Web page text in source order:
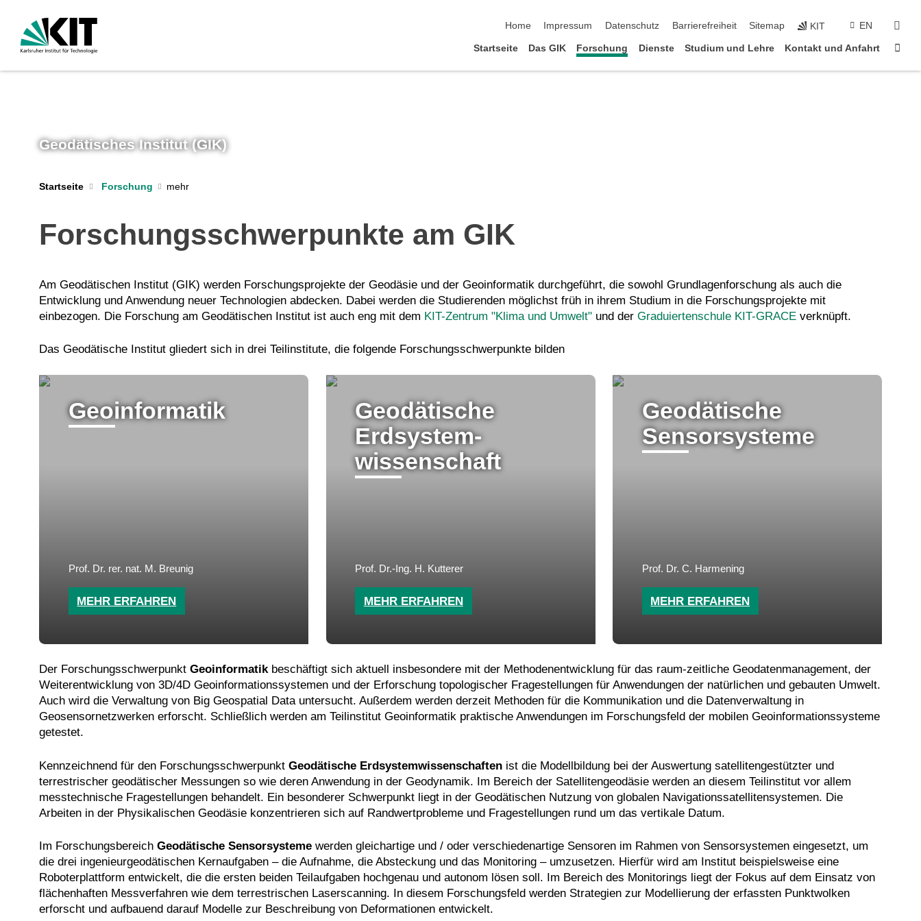
Home
Impressum Datenschutz Barrierefreiheit Sitemap KIT EN
Startseite Das GIK Forschung Dienste Studium und Lehre Kontakt und Anfahrt
Geodätisches Institut (GIK)
Startseite Forschung
Forschungsschwerpunkte am GIK
Am Geodätischen Institut (GIK) werden Forschungsprojekte der Geodäsie und der Geoinformatik durchgeführt, die sowohl Grundlagenforschung als auch die
Entwicklung und Anwendung neuer Technologien abdecken. Dabei werden die Studierenden möglichst früh in ihrem Studium in die Forschungsprojekte mit
einbezogen. Die Forschung am Geodätischen Institut ist auch eng mit dem KIT-Zentrum "Klima und Umwelt" und der Graduiertenschule KIT-GRACE verknüpft.
Das Geodätische Institut gliedert sich in drei Teilinstitute, die folgende Forschungsschwerpunkte bilden
Geoinformatik
Prof. Dr. rer. nat. M. Breunig
MEHR ERFAHREN
Geodätische
Erdsystem-
wissenschaft
Prof. Dr.-Ing. H. Kutterer
MEHR ERFAHREN
Geodätische
Sensorsysteme
Prof. Dr. C. Harmening
MEHR ERFAHREN
Der Forschungsschwerpunkt Geoinformatikbeschäftigt sich aktuell insbesondere mit der Methodenentwicklung für das raum-zeitliche Geodatenmanagement, der
Weiterentwicklung von 3D/4D Geoinformationssystemen und der Erforschung topologischer Fragestellungen für Anwendungen der natürlichen und gebauten Umwelt.
Auch wird die Verwaltung von Big Geospatial Data untersucht. Außerdem werden derzeit Methoden für die Kommunikation und die Datenverwaltung in
Geosensornetzwerken erforscht. Schließlich werden am Teilinstitut Geoinformatik praktische Anwendungen im Forschungsfeld der mobilen Geoinformationssysteme
getestet.
Kennzeichnend für den Forschungsschwerpunkt Geodätische Erdsystemwissenschaften ist die Modellbildung bei der Auswertung satellitengestützter und
terrestrischer geodätischer Messungen so wie deren Anwendung in der Geodynamik. Im Bereich der Satellitengeodäsie werden an diesem Teilinstitut vor allem
messtechnische Fragestellungen behandelt. Ein besonderer Schwerpunkt liegt in der Geodätischen Nutzung von globalen Navigationssatellitensystemen. Die
Arbeiten in der Physikalischen Geodäsie konzentrieren sich auf Randwertprobleme und Fragestellungen rund um das vertikale Datum.
Im Forschungsbereich Geodätische Sensorsysteme werden gleichartige und / oder verschiedenartige Sensoren im Rahmen von Sensorsystemen eingesetzt, um
die drei ingenieurgeodätischen Kernaufgaben – die Aufnahme, die Absteckung und das Monitoring – umzusetzen. Hierfür wird am Institut beispielsweise eine
Roboterplattform entwickelt, die die ersten beiden Teilaufgaben hochgenau und autonom lösen soll. Im Bereich des Monitorings liegt der Fokus auf dem Einsatz von
flächenhaften Messverfahren wie dem terrestrischen Laserscanning. In diesem Forschungsfeld werden Strategien zur Modellierung der erfassten Punktwolken
erforscht und aufbauend darauf Modelle zur Beschreibung von Deformationen entwickelt.